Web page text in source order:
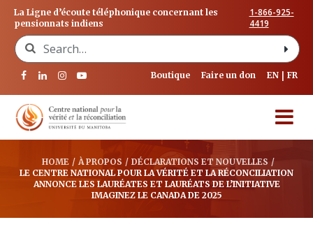
La Ligne d’écoute téléphonique concernant les
pensionnats indiens
1-866-925-
4419
Search for:
Boutique Faire un don EN FR
HOME / À PROPOS / DÉCLARATIONS ET NOUVELLES /
LE CENTRE NATIONAL POUR LA VÉRITÉ ET LA RÉCONCILIATION
ANNONCE LES LAURÉATES ET LAURÉATS DE L’INITIATIVE
IMAGINEZ LE CANADA DE 2025